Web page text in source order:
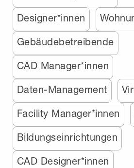
Designer*innen
Gebäudebetreibende
CAD Manager*innen
Daten-Management
Facility Manager*innen
Bildungseinrichtungen
CAD Designer*innen